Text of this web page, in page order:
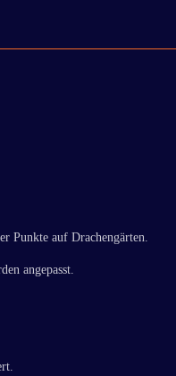
Punkte auf Drachengärten.
angepasst.